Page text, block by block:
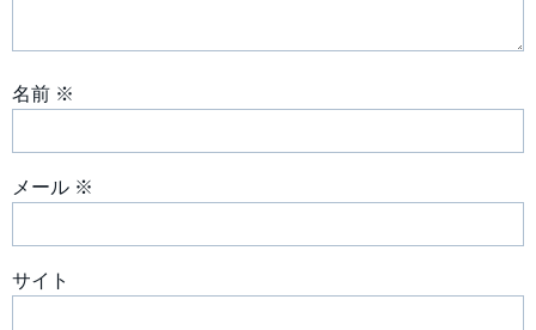
名前 ※
メール ※
サイト